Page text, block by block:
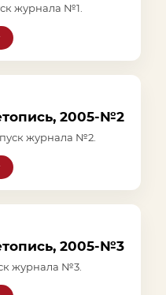
журнала №1.
2005-№2
журнала №2.
2005-№3
журнала №3.